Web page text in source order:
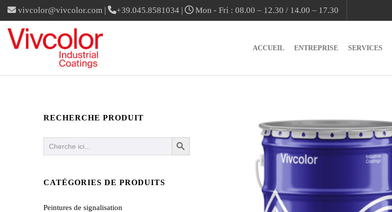
vivcolor@vivcolor.com | +39.045.8581034 | Mon - Fri : 08.00 – 12.30 / 14.00 – 17.30
ACCUEIL ENTREPRISE SERVICES
RECHERCHE PRODUIT
Search
for:
SEARCH BUTTON
CATÉGORIES DE PRODUITS
Peintures de signalisation